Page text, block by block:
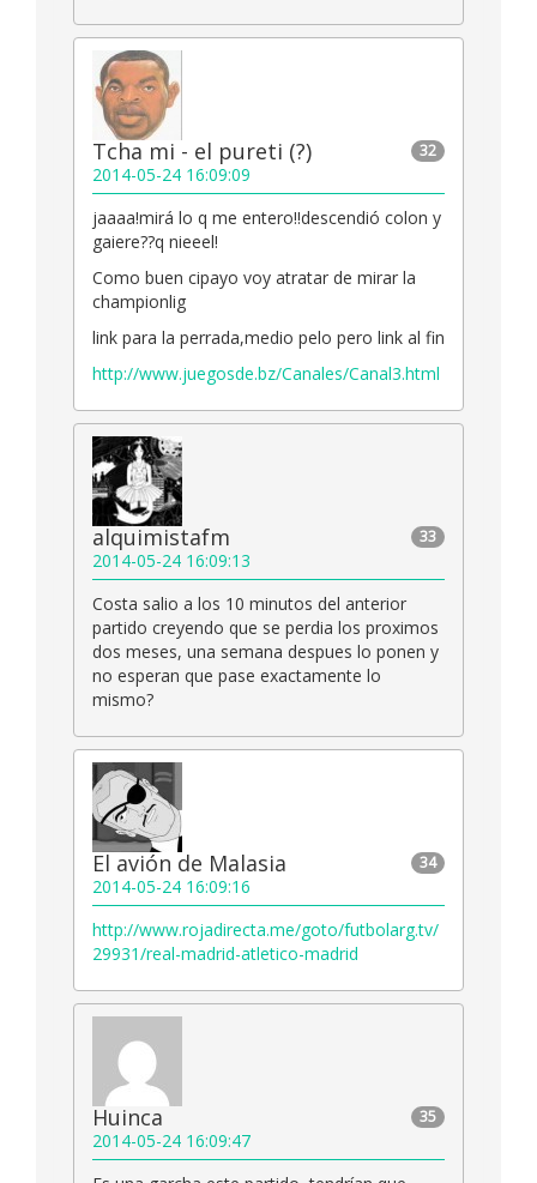
32
Tcha mi - el pureti (?)
2014-05-24 16:09:09
jaaaa!mirá lo q me entero!!descendió colon y
gaiere??q nieeel!
Como buen cipayo voy atratar de mirar la
championlig
link para la perrada,medio pelo pero link al fin
http://www.juegosde.bz/Canales/Canal3.html
33
alquimistafm
2014-05-24 16:09:13
Costa salio a los 10 minutos del anterior
partido creyendo que se perdia los proximos
dos meses, una semana despues lo ponen y
no esperan que pase exactamente lo
mismo?
34
El avión de Malasia
2014-05-24 16:09:16
http://www.rojadirecta.me/goto/futbolarg.tv/
29931/real-madrid-atletico-madrid
35
Huinca
2014-05-24 16:09:47